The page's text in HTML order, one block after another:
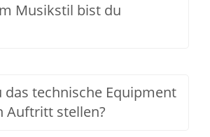
Musikstil bist du
das technische Equipment
Auftritt stellen?